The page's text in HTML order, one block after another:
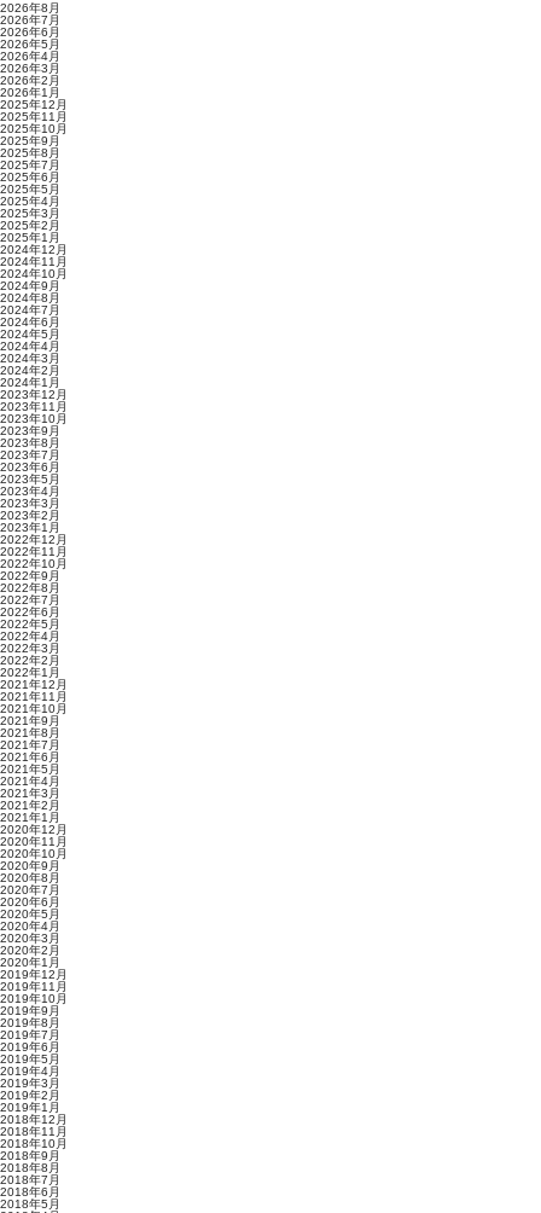
2026年8月
2026年7月
2026年6月
2026年5月
2026年4月
2026年3月
2026年2月
2026年1月
2025年12月
2025年11月
2025年10月
2025年9月
2025年8月
2025年7月
2025年6月
2025年5月
2025年4月
2025年3月
2025年2月
2025年1月
2024年12月
2024年11月
2024年10月
2024年9月
2024年8月
2024年7月
2024年6月
2024年5月
2024年4月
2024年3月
2024年2月
2024年1月
2023年12月
2023年11月
2023年10月
2023年9月
2023年8月
2023年7月
2023年6月
2023年5月
2023年4月
2023年3月
2023年2月
2023年1月
2022年12月
2022年11月
2022年10月
2022年9月
2022年8月
2022年7月
2022年6月
2022年5月
2022年4月
2022年3月
2022年2月
2022年1月
2021年12月
2021年11月
2021年10月
2021年9月
2021年8月
2021年7月
2021年6月
2021年5月
2021年4月
2021年3月
2021年2月
2021年1月
2020年12月
2020年11月
2020年10月
2020年9月
2020年8月
2020年7月
2020年6月
2020年5月
2020年4月
2020年3月
2020年2月
2020年1月
2019年12月
2019年11月
2019年10月
2019年9月
2019年8月
2019年7月
2019年6月
2019年5月
2019年4月
2019年3月
2019年2月
2019年1月
2018年12月
2018年11月
2018年10月
2018年9月
2018年8月
2018年7月
2018年6月
2018年5月